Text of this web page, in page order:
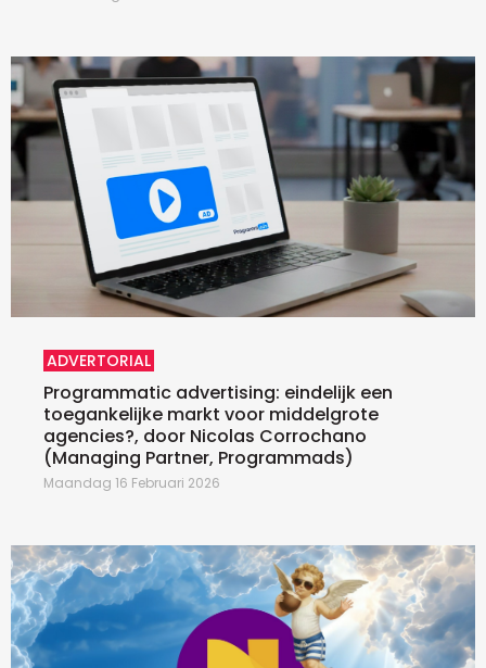
ADVERTORIAL
Programmatic advertising: eindelijk een
toegankelijke markt voor middelgrote
agencies?, door Nicolas Corrochano
(Managing Partner, Programmads)
Maandag 16 Februari 2026